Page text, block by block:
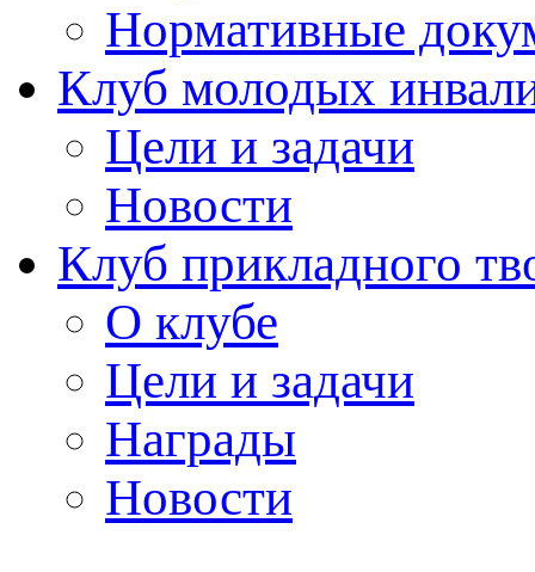
Нормативные
Клуб молодых
Цели и задачи
Новости
Клуб прикладного
О клубе
Цели и задачи
Награды
Новости